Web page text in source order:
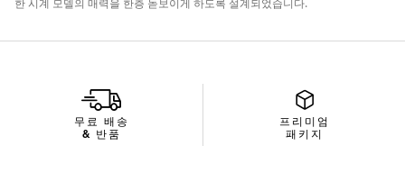
무료 배송
& 반품
프리미엄
패키지